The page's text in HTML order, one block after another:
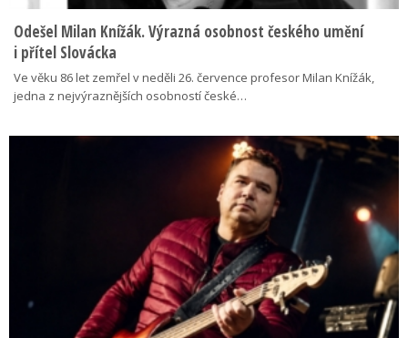
Odešel Milan Knížák. Výrazná osobnost českého umění
i přítel Slovácka
Ve věku 86 let zemřel v neděli 26. července profesor Milan Knížák,
jedna z nejvýraznějších osobností české…